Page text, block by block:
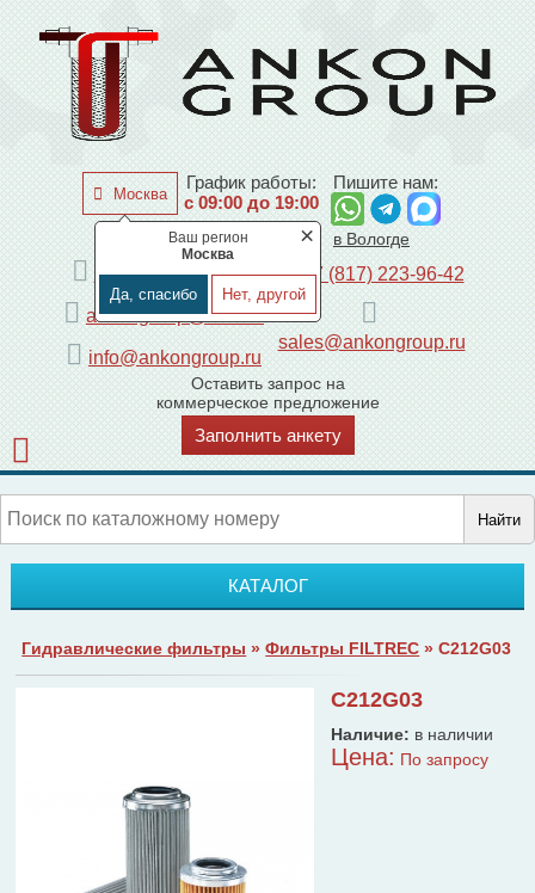
Москва
×
Ваш регион
Москва
Да, спасибо Нет, другой
График работы:
с 09:00 до 19:00
Пишите нам:
по Москве
+7 (495) 225-44-08
ankongroup@mail.ru
info@ankongroup.ru
в Вологде
+7 (817) 223-96-42
sales@ankongroup.ru
Оставить запрос на
коммерческое предложение
Заполнить анкету
Найти
КАТАЛОГ
Гидравлические фильтры »Фильтры FILTREC » C212G03
C212G03
Наличие: в наличии
Цена: По запросу